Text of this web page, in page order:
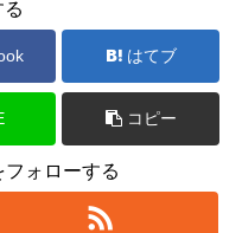
る
はてブ
コピー
ォローする